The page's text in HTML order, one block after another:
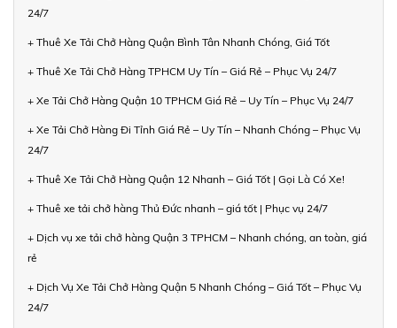
24/7
+ Thuê Xe Tải Chở Hàng Quận Bình Tân Nhanh Chóng, Giá Tốt
+ Thuê Xe Tải Chở Hàng TPHCM Uy Tín – Giá Rẻ – Phục Vụ 24/7
+ Xe Tải Chở Hàng Quận 10 TPHCM Giá Rẻ – Uy Tín – Phục Vụ 24/7
+ Xe Tải Chở Hàng Đi Tỉnh Giá Rẻ – Uy Tín – Nhanh Chóng – Phục Vụ
24/7
+ Thuê Xe Tải Chở Hàng Quận 12 Nhanh – Giá Tốt | Gọi Là Có Xe!
+ Thuê xe tải chở hàng Thủ Đức nhanh – giá tốt | Phục vụ 24/7
+ Dịch vụ xe tải chở hàng Quận 3 TPHCM – Nhanh chóng, an toàn, giá
rẻ
+ Dịch Vụ Xe Tải Chở Hàng Quận 5 Nhanh Chóng – Giá Tốt – Phục Vụ
24/7